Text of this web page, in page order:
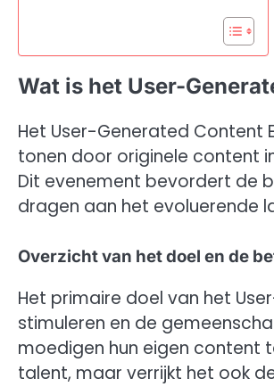
Wat is het User-
Het User-Generated Content
tonen door originele content
Dit evenement bevordert de
dragen aan het evoluerende
Overzicht van het doel en de
Het primaire doel van het
stimuleren en de
moedigen hun eigen content
talent, maar verrijkt het ook